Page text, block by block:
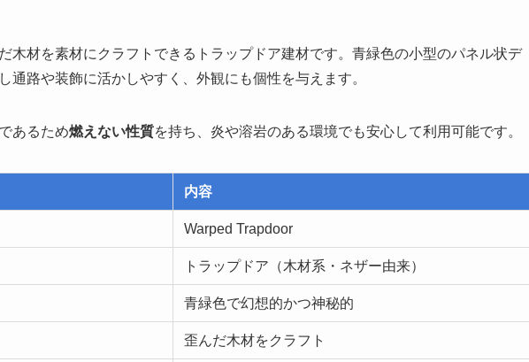
木材を素材にクラフトできるトラップドア建材です。青緑色の小型のパネル状デ
通路や装飾に活かしやすく、外観にも個性を与えます。
あるため燃えない性質を持ち、炎や溶岩のある環境でも安心して利用可能です。
内容
Warped Trapdoor
トラップドア（木材系・ネザー由来）
青緑色で幻想的かつ神秘的
歪んだ木材をクラフト